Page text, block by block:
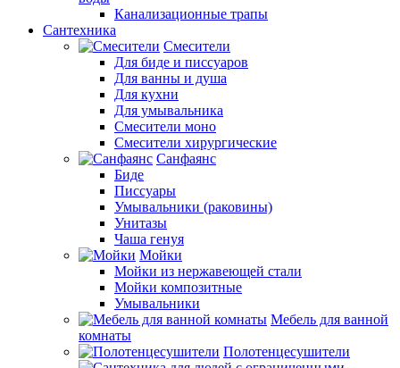
Канализационные трапы
Сантехника
Смесители
Для биде и писсуаров
Для ванны и душа
Для кухни
Для умывальника
Смесители моно
Смесители хирургические
Санфаянс
Биде
Писсуары
Умывальники (раковины)
Унитазы
Чаша генуя
Мойки
Мойки из нержавеющей стали
Мойки композитные
Умывальники
Мебель для ванной
комнаты
Полотенцесушители